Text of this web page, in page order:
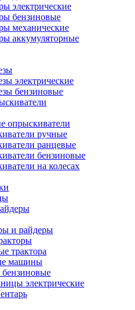
электрические
бензиновые
механические
аккумуляторные
электрические
бензиновые
опрыскиватели
ручные
ранцевые
бензиновые
на колесах
и райдеры
трактора
машины
электрические